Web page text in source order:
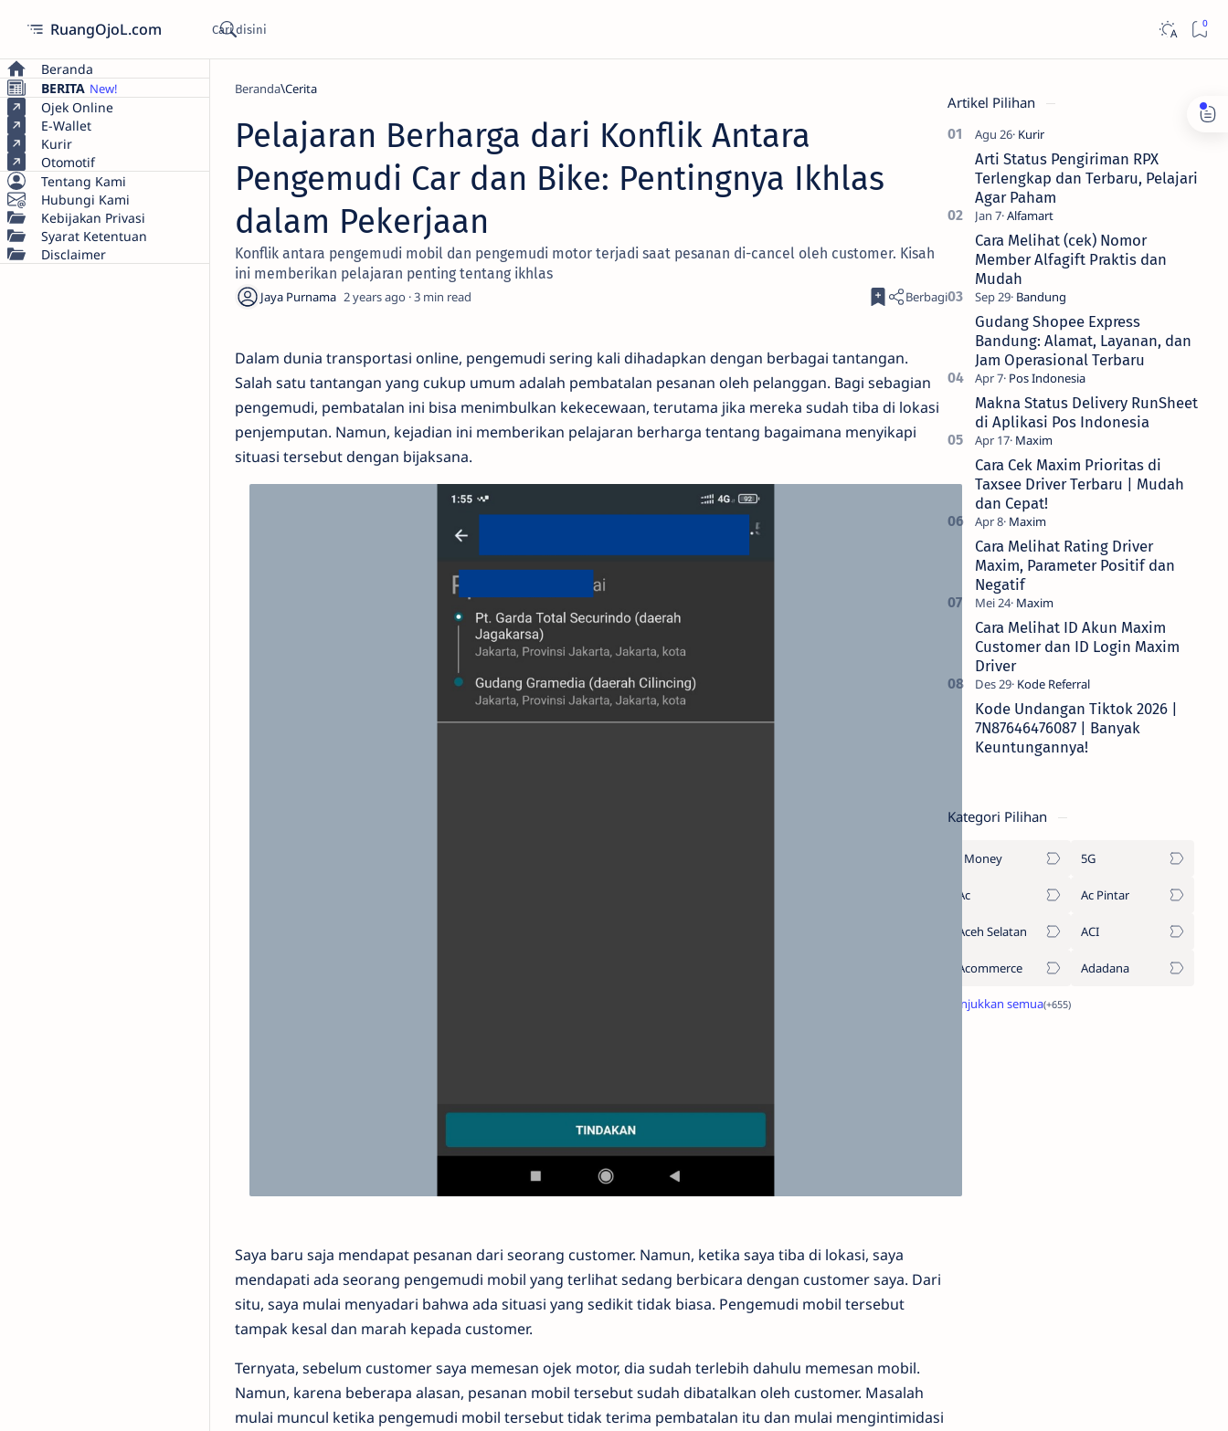
RuangOjoL.com
Beranda
BERITA
Ojek Online
E-Wallet
Kurir
Otomotif
Tentang Kami
Hubungi Kami
Kebijakan Privasi
Syarat Ketentuan
Disclaimer
Beranda Cerita
Pelajaran Berharga dari Konflik Antara
Pengemudi Car dan Bike: Pentingnya Ikhlas
dalam Pekerjaan
Konflik antara pengemudi mobil dan pengemudi motor terjadi saat pesanan di-cancel oleh customer. Kisah
ini memberikan pelajaran penting tentang ikhlas
2 years ago 3
Dalam dunia transportasi online, pengemudi sering kali dihadapkan dengan berbagai tantangan.
Salah satu tantangan yang cukup umum adalah pembatalan pesanan oleh pelanggan. Bagi sebagian
pengemudi, pembatalan ini bisa menimbulkan kekecewaan, terutama jika mereka sudah tiba di lokasi
penjemputan. Namun, kejadian ini memberikan pelajaran berharga tentang bagaimana menyikapi
situasi tersebut dengan bijaksana.
Saya baru saja mendapat pesanan dari seorang customer. Namun, ketika saya tiba di lokasi, saya
mendapati ada seorang pengemudi mobil yang terlihat sedang berbicara dengan customer saya. Dari
situ, saya mulai menyadari bahwa ada situasi yang sedikit tidak biasa. Pengemudi mobil tersebut
tampak kesal dan marah kepada customer.
Ternyata, sebelum customer saya memesan ojek motor, dia sudah terlebih dahulu memesan mobil.
Namun, karena beberapa alasan, pesanan mobil tersebut sudah dibatalkan oleh customer. Masalah
mulai muncul ketika pengemudi mobil tersebut tidak terima pembatalan itu dan mulai mengintimidasi
Artikel Pilihan
Arti Status Pengiriman RPX
Terlengkap dan Terbaru, Pelajari
Agar Paham
Cara Melihat (cek) Nomor
Member Alfagift Praktis dan
Mudah
Gudang Shopee Express
Bandung: Alamat, Layanan, dan
Jam Operasional Terbaru
Makna Status Delivery RunSheet
di Aplikasi Pos Indonesia
Cara Cek Maxim Prioritas di
Taxsee Driver Terbaru | Mudah
dan Cepat!
Cara Melihat Rating Driver
Maxim, Parameter Positif dan
Negatif
Cara Melihat ID Akun Maxim
Customer dan ID Login Maxim
Driver
Kode Undangan Tiktok 2026 |
7N87646476087 | Banyak
Keuntungannya!
Kategori Pilihan
1Money 5G
Ac Ac Pintar
Aceh Selatan ACI
Acommerce Adadana